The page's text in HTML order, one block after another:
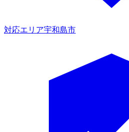
対応エリア宇和島市